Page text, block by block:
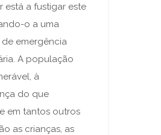
está a fustigar este
o a uma
emergência
A população
à
do que
em tantos outros
as crianças, as